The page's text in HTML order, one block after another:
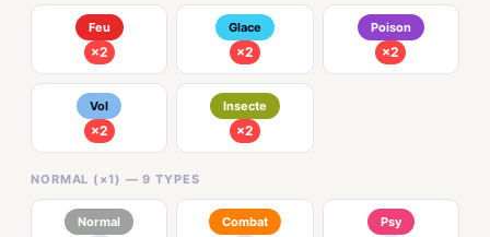
Feu
×2
Glace
×2
Poison
×2
Vol
×2
Insecte
×2
NORMAL (×1) — 9 TYPES
Normal Combat Psy